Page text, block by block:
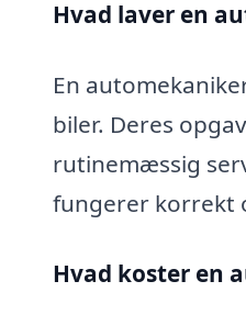
Hvad laver en
En
biler. Deres
rutinemæssig
fungerer korrekt
Hvad koster en